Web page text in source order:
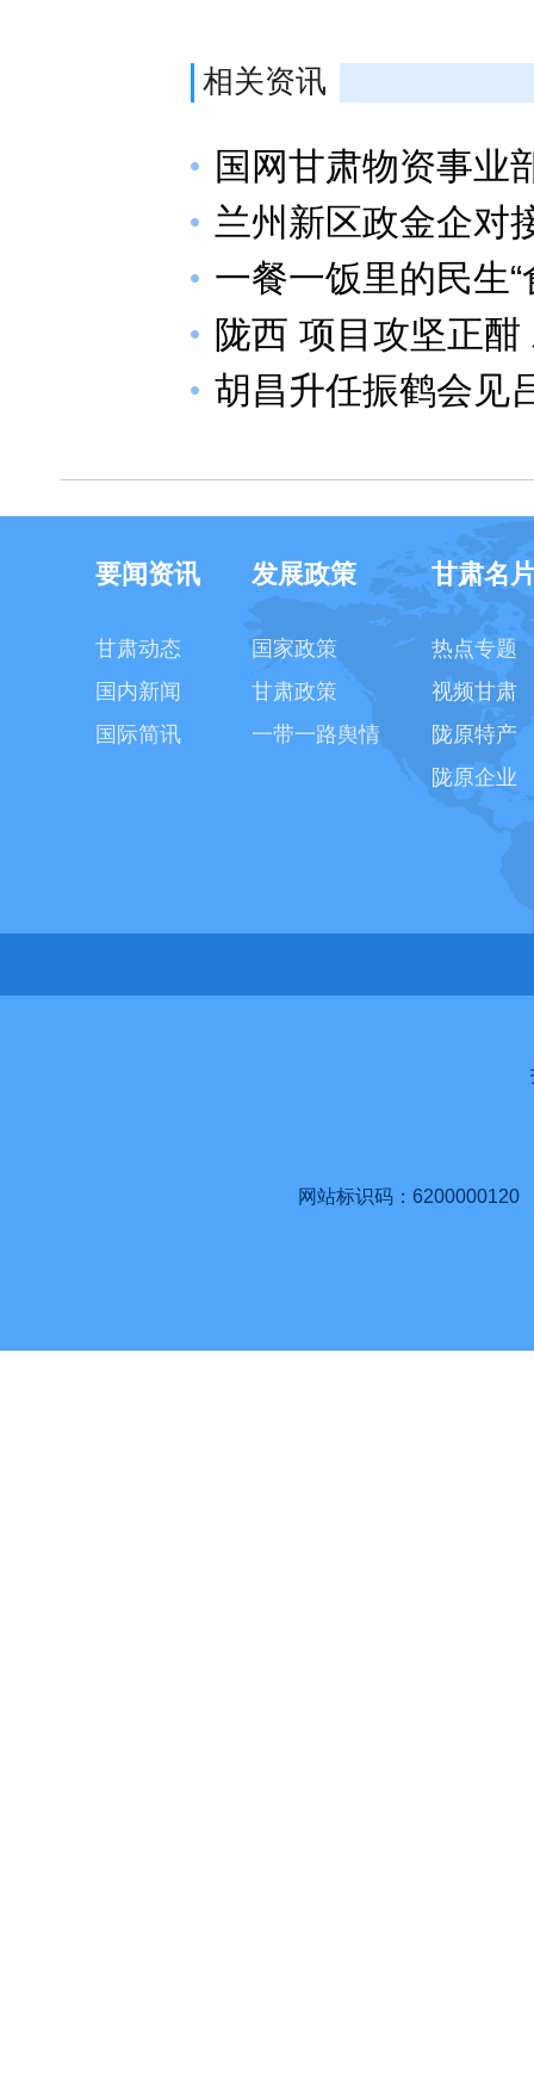
相关资讯
国网甘肃物资事业
兰州新区政金企对
一餐一饭里的民生“
陇西 项目攻坚正
胡昌升任振鹤会见
要闻资讯
甘肃动态
国内新闻
国际简讯
发展政策
国家政策
甘肃政策
一带一路舆情
甘肃名
热点专题
视频甘肃
陇原特产
陇原企业
网站标识码：6200000120